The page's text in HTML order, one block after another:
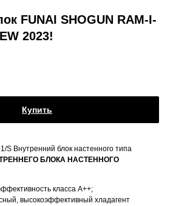
FUNAI SHOGUN RAM-I-
2023!
Купить
S Внутренний блок настенного типа
БЛОКА НАСТЕННОГО
класса А++;
высокоэффективный хладагент